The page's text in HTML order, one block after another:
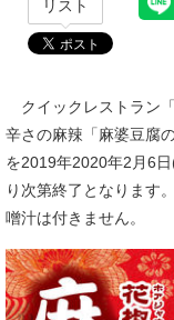
リスト
クイックレストラン
辛さの麻辣「麻婆豆腐
を2019年2020年2月6
り次第終了となります
噌汁は付きません。